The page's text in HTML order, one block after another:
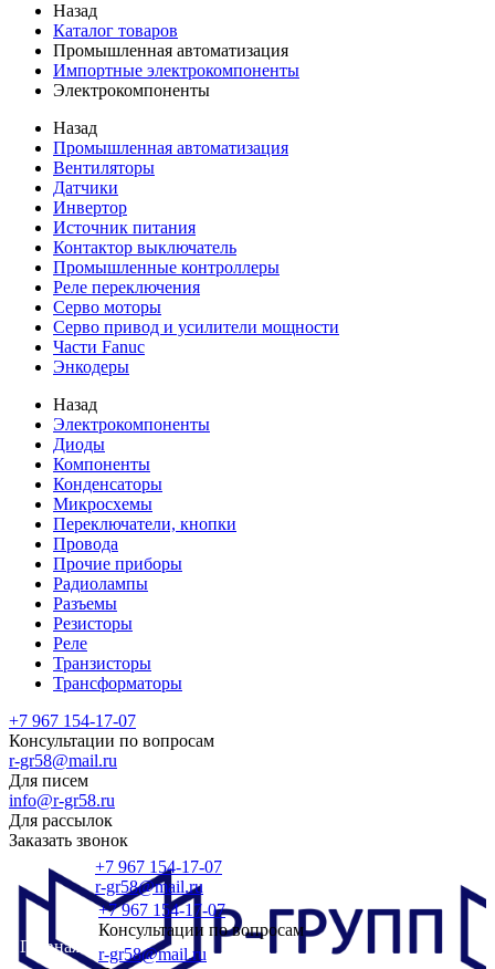
Назад
Каталог товаров
Промышленная автоматизация
Импортные электрокомпоненты
Электрокомпоненты
Назад
Промышленная автоматизация
Вентиляторы
Датчики
Инвертор
Источник питания
Контактор выключатель
Промышленные контроллеры
Реле переключения
Серво моторы
Серво привод и усилители мощности
Части Fanuc
Энкодеры
Назад
Электрокомпоненты
Диоды
Компоненты
Конденсаторы
Микросхемы
Переключатели, кнопки
Провода
Прочие приборы
Радиолампы
Разъемы
Резисторы
Реле
Транзисторы
Трансформаторы
+7 967 154-17-07
Консультации по вопросам
r-gr58@mail.ru
Для писем
info@r-gr58.ru
Для рассылок
Заказать звонок
Главная
+7 967 154-17-07
r-gr58@mail.ru
+7 967 154-17-07
Консультации по вопросам
r-gr58@mail.ru